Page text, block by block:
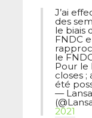
J’ai
des
le biais
FNDC
le
Pour le
closes ;
été
—
2021